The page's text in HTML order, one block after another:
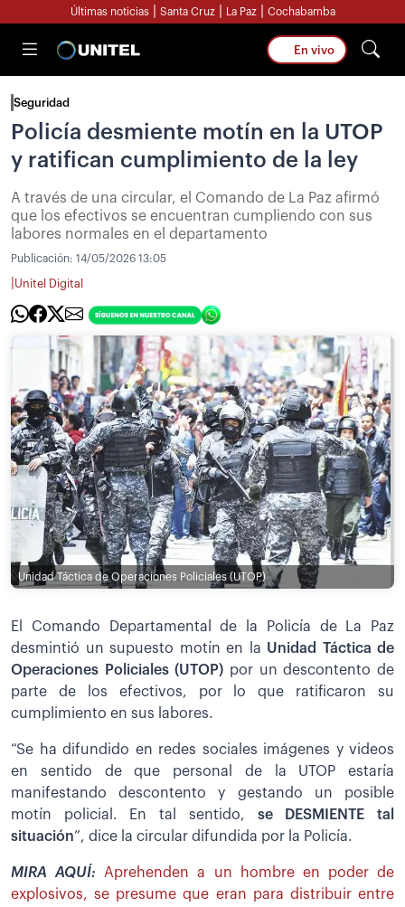
Últimas noticias Santa Cruz La Paz Cochabamba
En vivo
Seguridad
Policía desmiente motín en la UTOP
y ratifican cumplimiento de la ley
A través de una circular, el Comando de La Paz afirmó
que los efectivos se encuentran cumpliendo con sus
labores normales en el departamento
Publicación: 14/05/2026 13:05
Unitel Digital
Unidad Táctica de Operaciones Policiales (UTOP)
El Comando Departamental de la Policía de La Paz
desmintió un supuesto motín en la Unidad Táctica de
Operaciones Policiales (UTOP) por un descontento de
parte de los efectivos, por lo que ratificaron su
cumplimiento en sus labores.
“Se ha difundido en redes sociales imágenes y videos
en sentido de que personal de la UTOP estaría
manifestando descontento y gestando un posible
motín policial. En tal sentido, se DESMIENTE tal
situación”, dice la circular difundida por la Policía.
MIRA AQUÍ: Aprehenden a un hombre en poder de
explosivos, se presume que eran para distribuir entre